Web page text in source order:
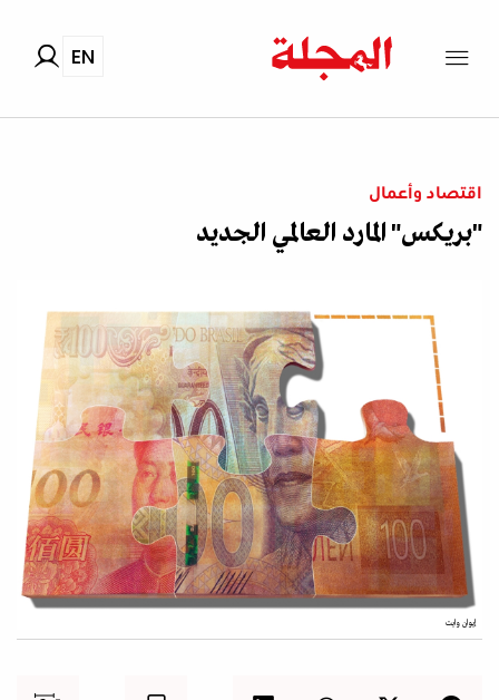
EN
اقتصاد وأعمال
"بريكس" المارد العالمي الجديد
إيوان وايت